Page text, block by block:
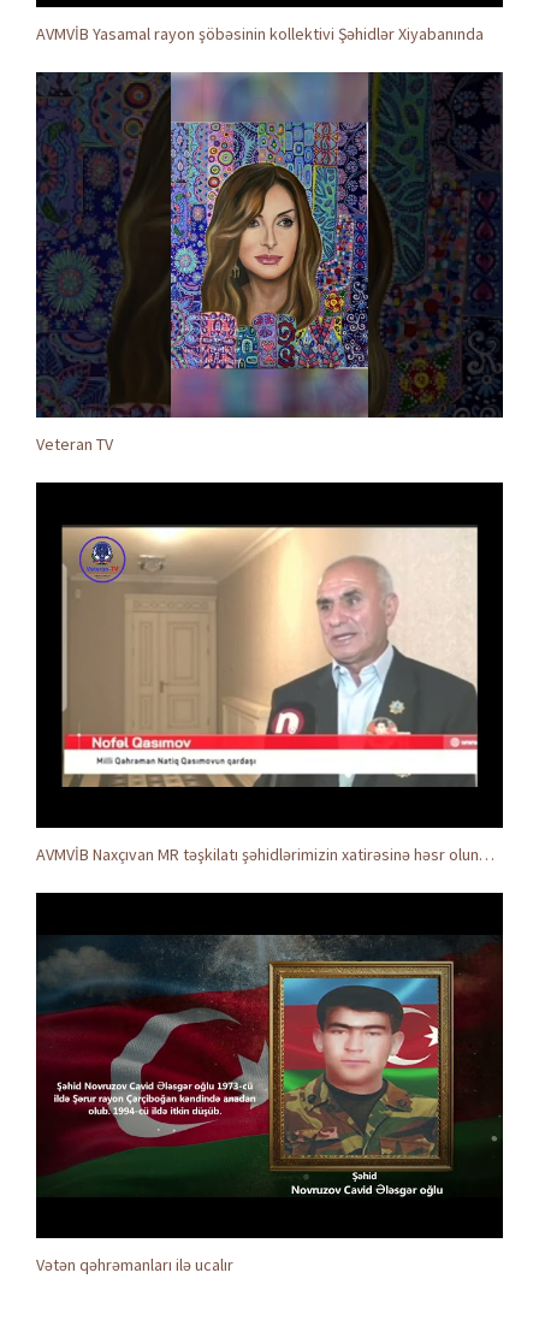
AVMVİB Yasamal rayon şöbəsinin kollektivi Şəhidlər Xiyabanında
Veteran TV
AVMVİB Naxçıvan MR təşkilatı şəhidlərimizin xatirəsinə həsr olunmuş tədbir keçirdi
Vətən qəhrəmanları ilə ucalır